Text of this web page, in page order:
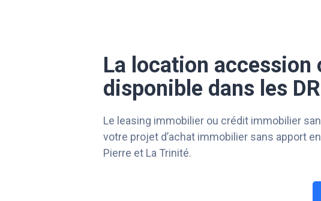
La location
disponible dans les
Le leasing immobilier ou crédit immobilier
votre projet d’achat immobilier sans apport
Pierre et La Trinité.